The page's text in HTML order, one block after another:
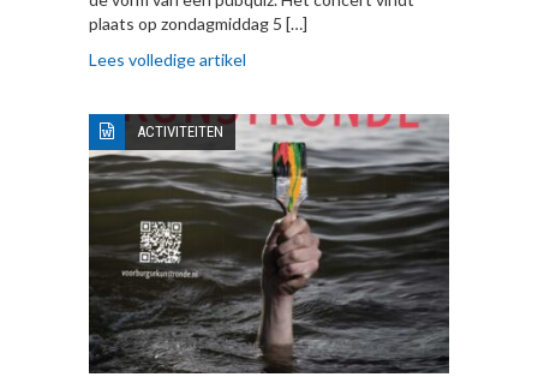
plaats op zondagmiddag 5 […]
Lees volledige artikel
ACTIVITEITEN